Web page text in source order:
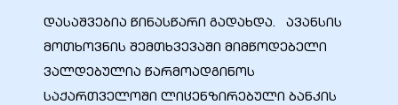
დასაშვებია წინასწარი გადახდა. ავანსის
მოთხოვნის შემთხვევაში მიმწოდებელი
ვალდებულია წარმოადგინოს
საქართველოში ლიცენზირებული ბანკის